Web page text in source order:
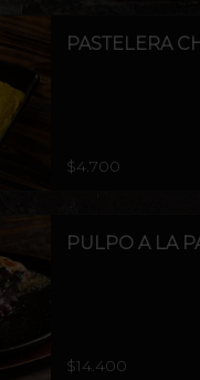
PASTELERA
$4.700
PULPO A LA
$14.400